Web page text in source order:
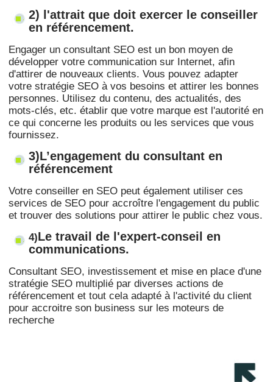
2) l'attrait que doit exercer le conseiller
en référencement.
Engager un consultant SEO est un bon moyen de
développer votre communication sur Internet, afin
d'attirer de nouveaux clients. Vous pouvez adapter
votre stratégie SEO à vos besoins et attirer les bonnes
personnes. Utilisez du contenu, des actualités, des
mots-clés, etc. établir que votre marque est l'autorité en
ce qui concerne les produits ou les services que vous
fournissez.
3)L’engagement du consultant en
référencement
Votre conseiller en SEO peut également utiliser ces
services de SEO pour accroître l'engagement du public
et trouver des solutions pour attirer le public chez vous.
4)Le travail de l'expert-conseil en
communications.
Consultant SEO, investissement et mise en place d'une
stratégie SEO multiplié par diverses actions de
référencement et tout cela adapté à l'activité du client
pour accroitre son business sur les moteurs de
recherche